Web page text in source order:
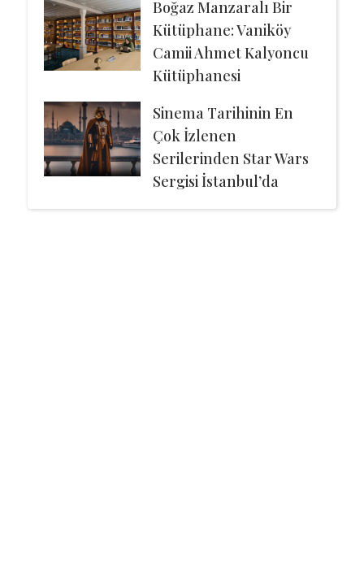
Boğaz Manzaralı Bir
Kütüphane: Vaniköy
Camii Ahmet Kalyoncu
Kütüphanesi
Sinema Tarihinin En
Çok İzlenen
Serilerinden Star Wars
Sergisi İstanbul’da